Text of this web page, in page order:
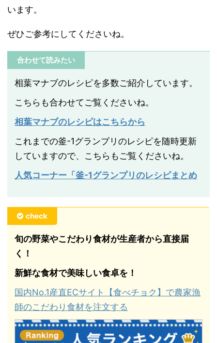
います。
ぜひご参考にしてくださいね。
合わせて読みたい
相葉マナブのレシピを多数ご紹介しています。
こちらも合わせてご覧くださいね。
相葉マナブのレシピはこちらから
これまでの釜-1グランプリのレシピを随時更新
していますので、こちらもご覧くださいね。
人気コーナー「釜-1グランプリのレシピまとめ
check
旬の野菜やこだわり食材が生産者から直接届
く！
新鮮な食材で美味しい食卓を！
国内No.1産直ECサイト【食べチョク】で農家漁
師のこだわり食材を注文する